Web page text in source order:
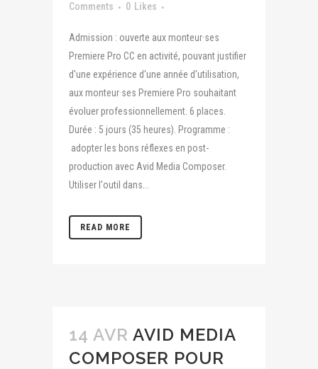
Comments
0 Likes
Admission : ouverte aux monteur·ses
Premiere Pro CC en activité, pouvant justifier
d'une expérience d'une année d'utilisation,
aux monteur·ses Premiere Pro souhaitant
évoluer professionnellement. 6 places.
Durée : 5 jours (35 heures). Programme :
adopter les bons réflexes en post-
production avec Avid Media Composer.
Utiliser l'outil dans...
READ MORE
14 AVR AVID MEDIA
COMPOSER POUR